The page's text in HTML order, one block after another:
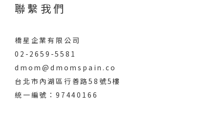
聯繫我們
橋星企業有限公司
02-2659-5581
dmom@dmomspain.co
台北市內湖區行善路58號5樓
統一編號：97440166